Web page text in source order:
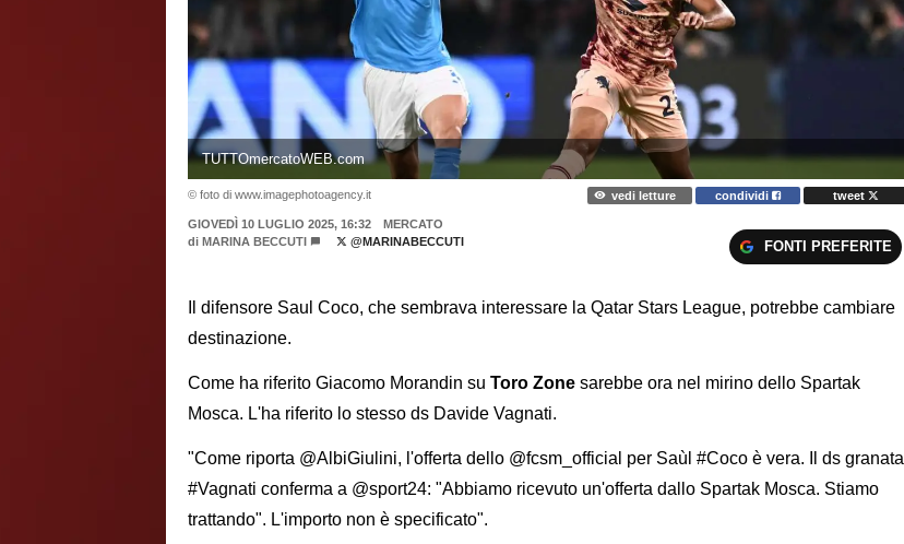
TUTTOmercatoWEB.com
© foto di www.imagephotoagency.it vedi letture condividi tweet
GIOVEDÌ 10 LUGLIO 2025, 16:32
MERCATO
di MARINA BECCUTI @MARINABECCUTI FONTI PREFERITE
Il difensore Saul Coco, che sembrava interessare la Qatar Stars League, potrebbe cambiare
destinazione.
Come ha riferito Giacomo Morandin su Toro Zone sarebbe ora nel mirino dello Spartak
Mosca. L'ha riferito lo stesso ds Davide Vagnati.
"Come riporta @AlbiGiulini, l'offerta dello @fcsm_official per Saùl #Coco è vera. Il ds granata
#Vagnati conferma a @sport24: "Abbiamo ricevuto un'offerta dallo Spartak Mosca. Stiamo
trattando". L'importo non è specificato".